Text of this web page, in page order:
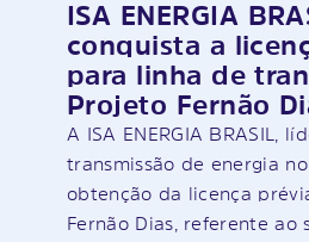
ISA ENERGIA
conquista a
para linha de
Projeto Fernão
A ISA ENERGIA BRASIL,
transmissão de energia
obtenção da licença
Fernão Dias, referente ao